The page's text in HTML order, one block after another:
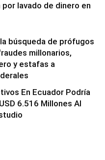
por lavado de dinero en
búsqueda de prófugos
millonarios,
y estafas a
En Ecuador Podría
6.516 Millones Al